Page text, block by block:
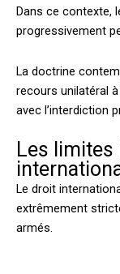
Dans ce contexte,
progressivement
La doctrine
recours unilatéral
avec l’interdiction
Les
Le droit
extrêmement
armés.